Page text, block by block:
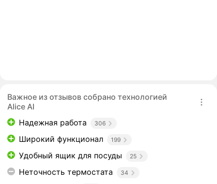
Важное из отзывов собрано технологией
Alice AI
Надежная работа
306
Широкий функционал 199
Удобный ящик для посуды 25
Неточность термостата 34